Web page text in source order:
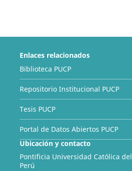
Enlaces relacionados
Biblioteca PUCP
Repositorio Institucional PUCP
Tesis PUCP
Portal de Datos Abiertos PUCP
Ubicación y contacto
Pontificia Universidad Católica del
Perú